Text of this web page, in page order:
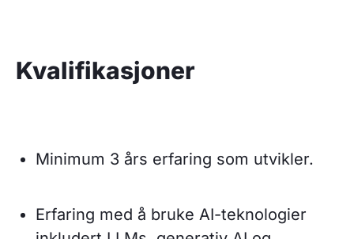
Kvalifikasjoner
Minimum 3 års erfaring som utvikler.
Erfaring med å bruke AI-teknologier